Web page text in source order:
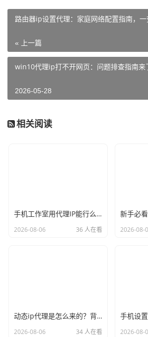
路由器ip设置代理：家庭网络配置指南，
« 上一篇
win10代理ip打不开网页：问题排查指南来
2026-05-28
相关阅读
手机工作室用代理IP能行么？过来人的经验告诉你答案
2026-08-06 36 人在看 2026-08-
动态ip代理是怎么来的？背后的原理比你想象的精彩
2026-08-06 34 人在看 2026-08-